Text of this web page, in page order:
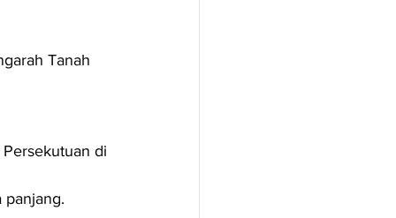
Tanah
di
panjang.